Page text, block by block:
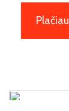
Plačiau